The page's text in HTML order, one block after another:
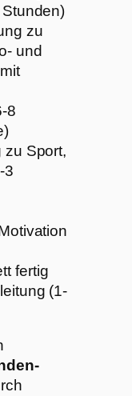
zu
und
8
zu Sport,
3
fertig
(1-